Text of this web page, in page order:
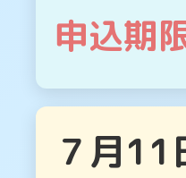
申込期
７月11